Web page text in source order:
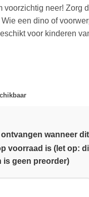
voorzichtig neer! Zorg
een dino of
voor kinderen
wanneer
voorraad is (let op:
is geen preorder)